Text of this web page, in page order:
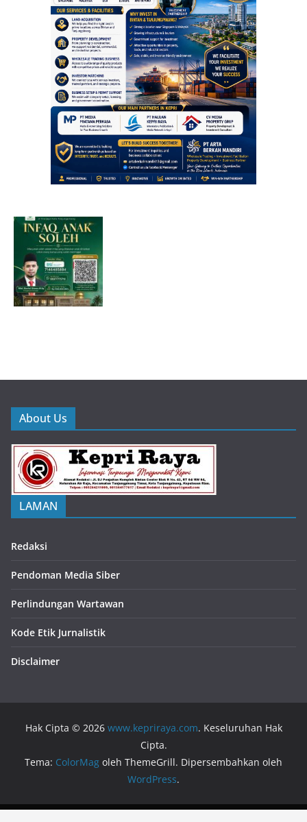
About Us
LAMAN
Redaksi
Pendoman Media Siber
Perlindungan Wartawan
Kode Etik Jurnalistik
Disclaimer
Hak Cipta © 2026 www.kepriraya.com. Keseluruhan Hak
Cipta.
Tema: ColorMag oleh ThemeGrill. Dipersembahkan oleh
WordPress.